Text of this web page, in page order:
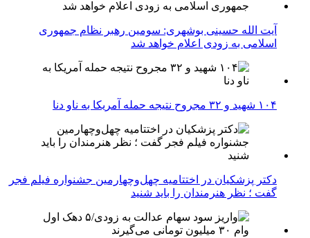
آیت الله حسینی بوشهری: سومین رهبر نظام جمهوری
اسلامی به زودی اعلام خواهد شد
۱۰۴ شهید و ۳۲ مجروح نتیجه حمله آمریکا به ناو دنا
دکتر پزشکیان در اختتامیه چهل‌وچهارمین جشنواره فیلم فجر
گفت ؛ نظر هنرمندان را باید شنید